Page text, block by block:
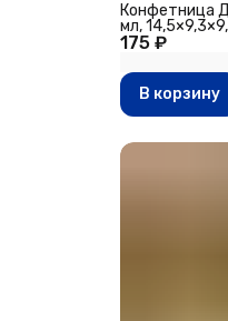
175 ₽
Конфетница
мл,
В корзину